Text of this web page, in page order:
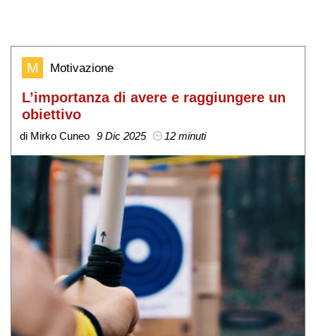
M Motivazione
L’importanza di avere e raggiungere un
obiettivo
di Mirko Cuneo 9 Dic 2025 12 minuti